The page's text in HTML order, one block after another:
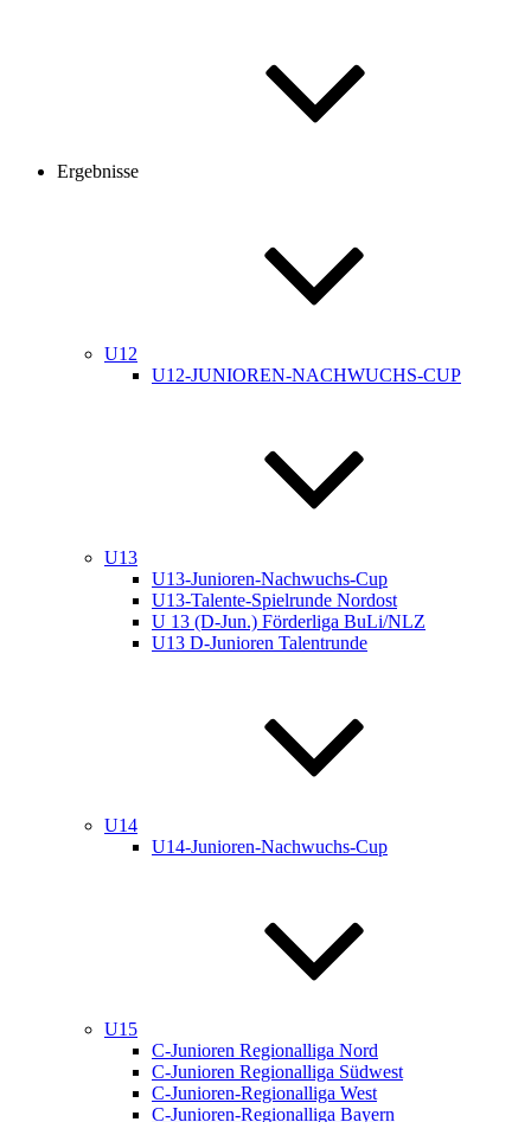
Ergebnisse
U12
U12-JUNIOREN-NACHWUCHS-CUP
U13
U13-Junioren-Nachwuchs-Cup
U13-Talente-Spielrunde Nordost
U 13 (D-Jun.) Förderliga BuLi/NLZ
U13 D-Junioren Talentrunde
U14
U14-Junioren-Nachwuchs-Cup
U15
C-Junioren Regionalliga Nord
C-Junioren Regionalliga Südwest
C-Junioren-Regionalliga West
C-Junioren-Regionalliga Bayern